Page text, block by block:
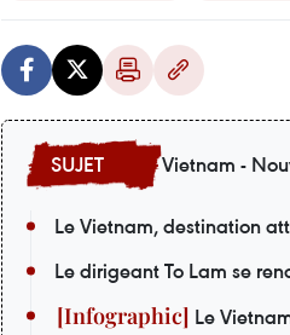
Vietnam -
Le Vietnam, destination
Le dirigeant To Lam se
Le